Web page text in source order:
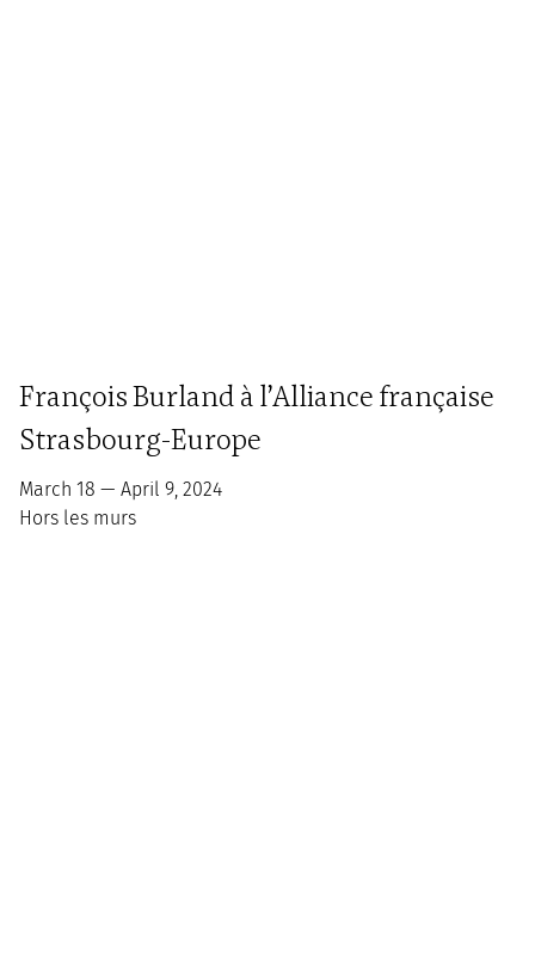
François Burland à l’Alliance française
Strasbourg-Europe
March 18 — April 9, 2024
Hors les murs